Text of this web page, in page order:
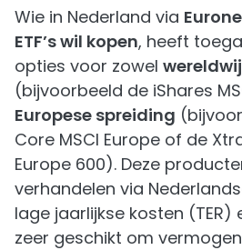
Wie in Nederland via
ETF’s wil kopen, heeft
opties voor zowel
(bijvoorbeeld de iShares
Europese spreiding
Core MSCI Europe of de
Europe 600). Deze
verhandelen via
lage jaarlijkse kosten (TER)
zeer geschikt om